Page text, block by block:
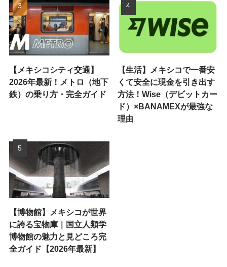
【メキシコシティ交通】
2026年最新！メトロ（地下
鉄）の乗り方・完全ガイド
【生活】メキシコで一番安
くて安全に現金を引き出す
方法！Wise（デビットカー
ド）×BANAMEXが最強な
理由
【博物館】メキシコが世界
に誇る宝物庫｜国立人類学
博物館の魅力と見どころ完
全ガイド【2026年最新】